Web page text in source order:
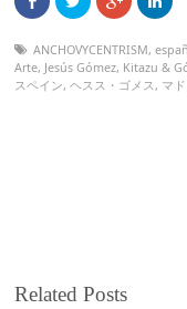
ANCHOVYCENTRISM,
Arte, Jesús Gómez, Kitazu &
スペイン,ヘスス・ゴメス, マ
Related Posts